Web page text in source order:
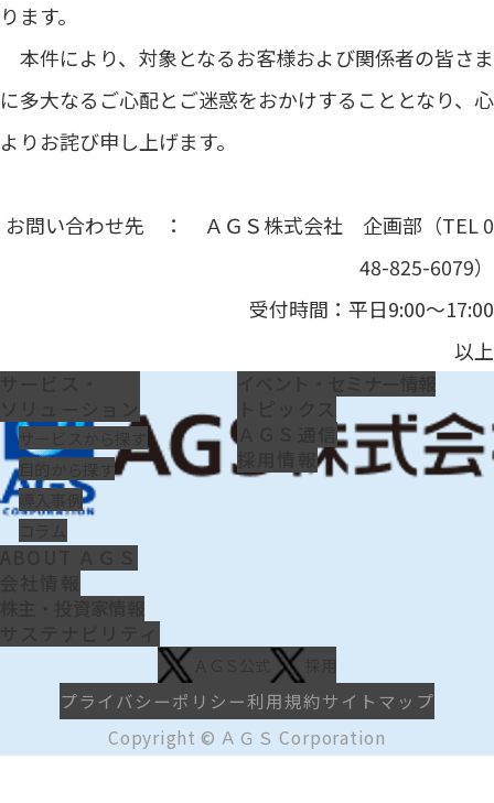
ります。
本件により、対象となるお客様および関係者の皆さま
に多大なるご心配とご迷惑をおかけすることとなり、心
よりお詫び申し上げます。
お問い合わせ先 ： ＡＧＳ株式会社 企画部（TEL 0
48-825-6079）
受付時間：平日9:00～17:00
以上
ソリューション
サービスから探す
目的から探す
導入事例
株主・投資家情報
イベント・セミナー情報
ＡＧＳ通信
プライバシーポリシー利用規約サイトマップ
Copyright © ＡＧＳ Corporation